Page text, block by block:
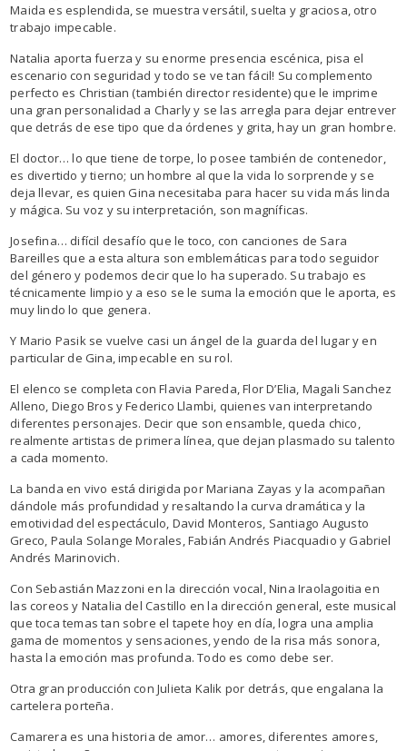
Maida es esplendida, se muestra versátil, suelta y graciosa, otro
trabajo impecable.
Natalia aporta fuerza y su enorme presencia escénica, pisa el
escenario con seguridad y todo se ve tan fácil! Su complemento
perfecto es Christian (también director residente) que le imprime
una gran personalidad a Charly y se las arregla para dejar entrever
que detrás de ese tipo que da órdenes y grita, hay un gran hombre.
El doctor… lo que tiene de torpe, lo posee también de contenedor,
es divertido y tierno; un hombre al que la vida lo sorprende y se
deja llevar, es quien Gina necesitaba para hacer su vida más linda
y mágica. Su voz y su interpretación, son magníficas.
Josefina… difícil desafío que le toco, con canciones de Sara
Bareilles que a esta altura son emblemáticas para todo seguidor
del género y podemos decir que lo ha superado. Su trabajo es
técnicamente limpio y a eso se le suma la emoción que le aporta, es
muy lindo lo que genera.
Y Mario Pasik se vuelve casi un ángel de la guarda del lugar y en
particular de Gina, impecable en su rol.
El elenco se completa con Flavia Pareda, Flor D’Elia, Magali Sanchez
Alleno, Diego Bros y Federico Llambi, quienes van interpretando
diferentes personajes. Decir que son ensamble, queda chico,
realmente artistas de primera línea, que dejan plasmado su talento
a cada momento.
La banda en vivo está dirigida por Mariana Zayas y la acompañan
dándole más profundidad y resaltando la curva dramática y la
emotividad del espectáculo, David Monteros, Santiago Augusto
Greco, Paula Solange Morales, Fabián Andrés Piacquadio y Gabriel
Andrés Marinovich.
Con Sebastián Mazzoni en la dirección vocal, Nina Iraolagoitia en
las coreos y Natalia del Castillo en la dirección general, este musical
que toca temas tan sobre el tapete hoy en día, logra una amplia
gama de momentos y sensaciones, yendo de la risa más sonora,
hasta la emoción mas profunda. Todo es como debe ser.
Otra gran producción con Julieta Kalik por detrás, que engalana la
cartelera porteña.
Camarera es una historia de amor… amores, diferentes amores,